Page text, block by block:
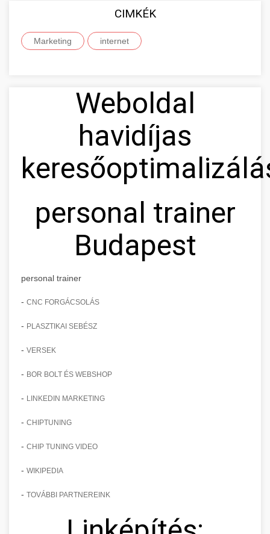
CIMKÉK
Marketing internet
Weboldal
havidíjas
personal trainer
Budapest
personal trainer
- CNC FORGÁCSOLÁS
- PLASZTIKAI SEBÉSZ
- VERSEK
- BOR BOLT ÉS WEBSHOP
- LINKEDIN MARKETING
- CHIPTUNING
- CHIP TUNING VIDEO
- WIKIPEDIA
- TOVÁBBI PARTNEREINK